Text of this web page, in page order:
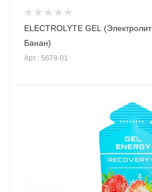
ELECTROLYTE GEL
Банан)
Арт.: 5678-01